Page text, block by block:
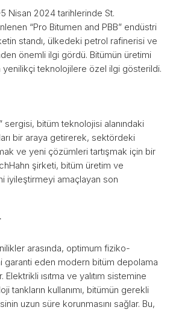
Nisan 2024 tarihlerinde St.
“Pro Bitumen and PBB” endüstri
standı, ülkedeki petrol rafinerisi ve
önemli ilgi gördü. Bitümün üretimi
yenilikçi teknolojilere özel ilgi gösterildi.
sergisi, bitüm teknolojisi alanındaki
bir araya getirerek, sektördeki
ve yeni çözümleri tartışmak için bir
şirketi, bitüm üretim ve
iyileştirmeyi amaçlayan son
arasında, optimum fiziko-
garanti eden modern bitüm depolama
ısıtma ve yalıtım sistemine
tankların kullanımı, bitümün gerekli
uzun süre korunmasını sağlar. Bu,